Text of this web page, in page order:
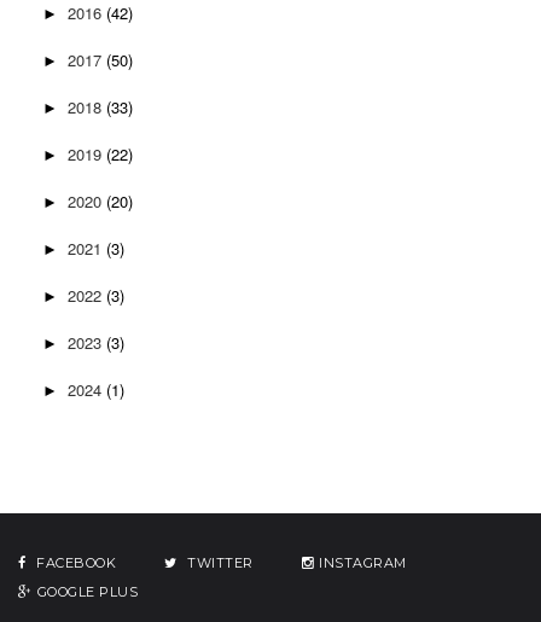
► 2016 (42)
► 2017 (50)
► 2018 (33)
► 2019 (22)
► 2020 (20)
► 2021 (3)
► 2022 (3)
► 2023 (3)
► 2024 (1)
FACEBOOK TWITTER
INSTAGRAM
GOOGLE PLUS